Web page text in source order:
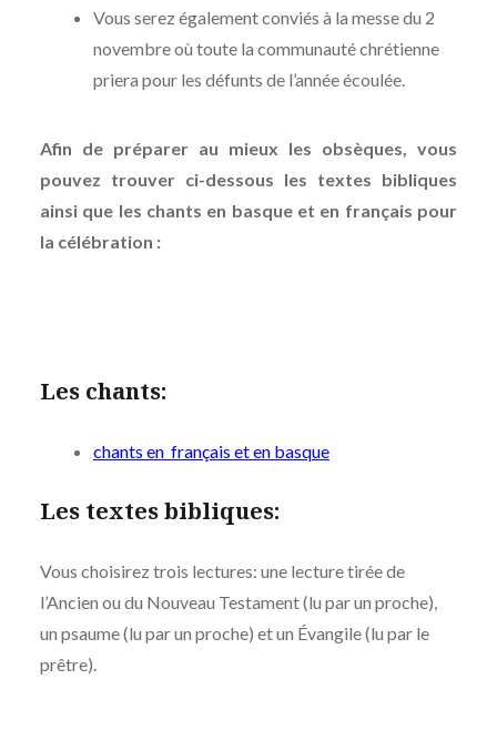
Vous serez également conviés à la messe du 2
novembre où toute la communauté chrétienne
priera pour les défunts de l’année écoulée.
Afin de préparer au mieux les obsèques, vous
pouvez trouver ci-dessous les textes bibliques
ainsi que les chants en basque et en français pour
la célébration :
Les chants:
chants en français et en basque
Les textes bibliques:
Vous choisirez trois lectures: une lecture tirée de
l’Ancien ou du Nouveau Testament (lu par un proche),
un psaume (lu par un proche) et un Évangile (lu par le
prêtre).